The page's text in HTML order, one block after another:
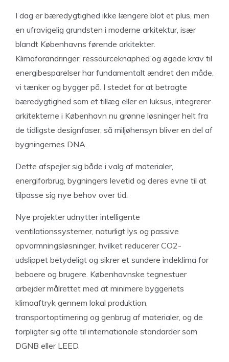
I dag er bæredygtighed ikke længere blot et plus, men
en ufravigelig grundsten i moderne arkitektur, især
blandt Københavns førende arkitekter.
Klimaforandringer, ressourceknaphed og øgede krav til
energibesparelser har fundamentalt ændret den måde,
vi tænker og bygger på. I stedet for at betragte
bæredygtighed som et tillæg eller en luksus, integrerer
arkitekterne i København nu grønne løsninger helt fra
de tidligste designfaser, så miljøhensyn bliver en del af
bygningernes DNA.
Dette afspejler sig både i valg af materialer,
energiforbrug, bygningers levetid og deres evne til at
tilpasse sig nye behov over tid.
Nye projekter udnytter intelligente
ventilationssystemer, naturligt lys og passive
opvarmningsløsninger, hvilket reducerer CO2-
udslippet betydeligt og sikrer et sundere indeklima for
beboere og brugere. Københavnske tegnestuer
arbejder målrettet med at minimere byggeriets
klimaaftryk gennem lokal produktion,
transportoptimering og genbrug af materialer, og de
forpligter sig ofte til internationale standarder som
DGNB eller LEED.